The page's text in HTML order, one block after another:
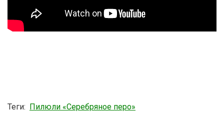
Теги: Пилюли «Серебряное перо»